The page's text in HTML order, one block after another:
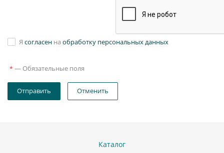
Я согласен на обработку персональных данных
* — Обязательные поля
Отправить Отменить
Каталог